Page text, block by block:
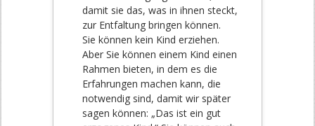
damit sie das, was in ihnen steckt,
zur Entfaltung bringen können.
Sie können kein Kind erziehen.
Aber Sie können einem Kind einen
Rahmen bieten, in dem es die
Erfahrungen machen kann, die
notwendig sind, damit wir später
sagen können: „Das ist ein gut